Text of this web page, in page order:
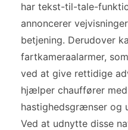
har tekst-til-tale-
annoncerer
betjening. Derudover
fartkameraalarmer,
ved at give rettidige
hjælper chauffører
hastighedsgrænser og
Ved at udnytte disse